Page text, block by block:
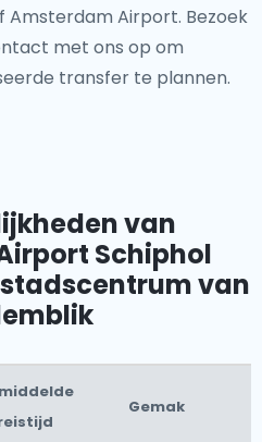
Amsterdam Airport. Bezoek
met ons op om
transfer te plannen.
van
Schiphol
van
Gemak